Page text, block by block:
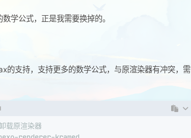
学公式，正是我需要换掉的。
的支持，支持更多的数学公式，与原渲染器有冲突，需
载原渲染器